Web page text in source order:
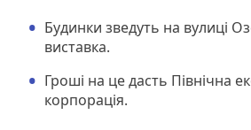
Будинки зведуть на вулиці
виставка.
Гроші на це дасть Північна
корпорація.